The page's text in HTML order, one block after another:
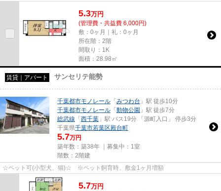
5.3万円
(管理費・共益費 6,000円)
敷：0ヶ月｜礼：0ヶ月
所在階：2階
間取り：1K
面積：28.98㎡
賃貸｜アパート サンセリテ能勢
千葉都市モノレール 「みつわ台 」駅 徒歩10分
千葉都市モノレール 「動物公園 」駅 徒歩7分
総武線 「西千葉 」駅 バス19分 「源町入口」 停歩3分
千葉県千葉市若葉区殿台町
5.7万円
築年数：築38年 ｜募集中： 1室
階数：2階建
☆ペット可(小型犬、猫)☆ ※ペット飼育時、敷金1ヶ月増額
5.7万円